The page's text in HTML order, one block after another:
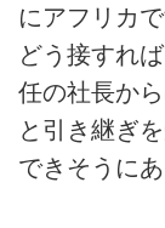
にアフリカ
どう接すれ
任の社長か
と引き継ぎ
できそうにあ